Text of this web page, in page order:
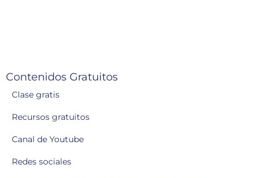
Contenidos Gratuitos
Clase gratis
Recursos gratuitos
Canal de Youtube
Redes sociales